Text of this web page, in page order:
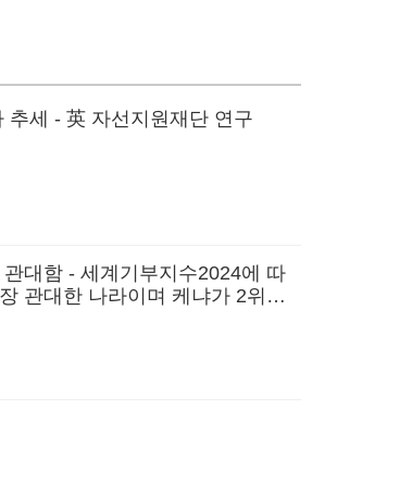
추세 - 英 자선지원재단 연구
대함 - 세계기부지수2024에 따
관대한 나라이며 케냐가 2위,